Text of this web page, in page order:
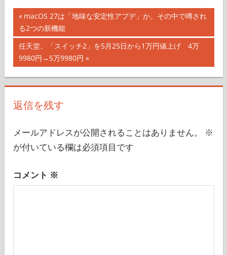
投
稿
ナ
ビ
ゲ
ー
シ
ョ
ン
前
の
記
事:
macOS 27は「地味な安定性アプデ」か。その中で噂され
る2つの新機能
次
の
記
任天堂、「スイッチ2」を5月25日から1万円値上げ 4万
9980円→5万9980円
返信を残す
メールアドレスが公開されることはありません。
※
が付いている欄は必須項目です
コメント ※